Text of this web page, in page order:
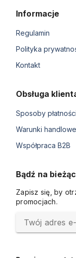
Informacje
Regulamin
Polityka
Kontakt
Obsługa
Sposoby płatności
Warunki handlowe
Współpraca B2B
Bądź na
Zapisz się, by
promocjach.
Twój adres